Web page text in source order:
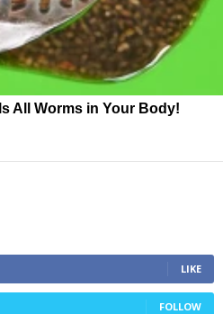
All Worms in Your Body!
LIKE
FOLLOW